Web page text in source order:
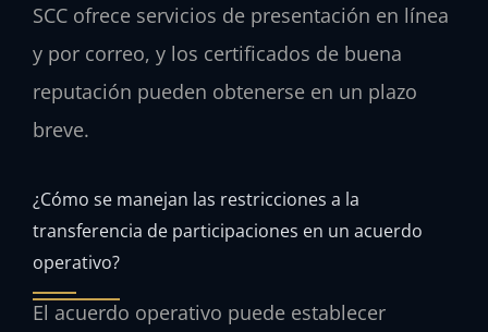
SCC ofrece servicios de presentación en línea
y por correo, y los certificados de buena
reputación pueden obtenerse en un plazo
breve.
¿Cómo se manejan las restricciones a la
transferencia de participaciones en un acuerdo
operativo?
El acuerdo operativo puede establecer